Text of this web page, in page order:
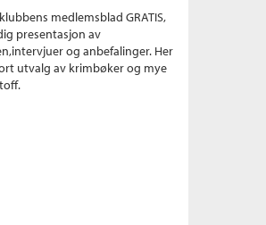
medlemsblad GRATIS,
presentasjon av
og anbefalinger. Her
utvalg av krimbøker og mye